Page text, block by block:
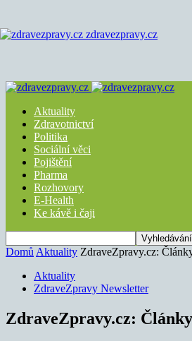
zdravezpravy.cz
Aktuality
Zdravotnictví
Politika
Sociální věci
Pojištění
Pharma
Rozhovory
E-Health
Ke kávě i čaji
Domů Aktuality ZdraveZpravy.cz:
Aktuality
ZdraveZpravy Newsletter
ZdraveZpravy.cz: Články